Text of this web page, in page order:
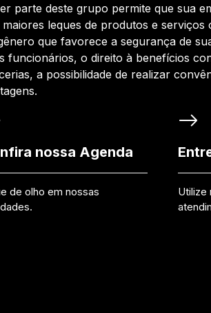
parte deste grupo permite que sua
maiores leques de produtos e serviços
que favorece a segurança de
funcionários, o direito à benefícios
a possibilidade de realizar
nossa Agenda
de olho em nossas
Utilize